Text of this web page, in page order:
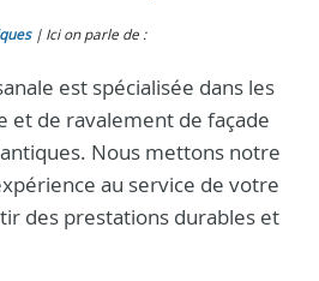
Ici on parle de :
est spécialisée dans les
et de ravalement de façade
Nous mettons notre
au service de votre
des prestations durables et